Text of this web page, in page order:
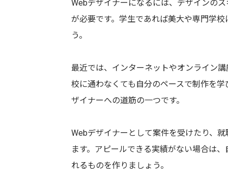
Webデザイナーになるには、デザインの
が必要です。学生であれば美大や専門学
う。
最近では、インターネットやオンライン
校に通わなくても自分のペースで制作を
ザイナーへの道筋の一つです。
Webデザイナーとして案件を受けたり、
ます。アピールできる実績がない場合は
れるものを作りましょう。